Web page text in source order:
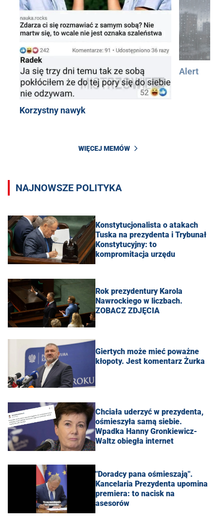
Korzystny nawyk
Alert
WIĘCEJ MEMÓW
NAJNOWSZE POLITYKA
Konstytucjonalista o atakach
Tuska na prezydenta i Trybunał
Konstytucyjny: to
kompromitacja urzędu
Rok prezydentury Karola
Nawrockiego w liczbach.
ZOBACZ ZDJĘCIA
Giertych może mieć poważne
kłopoty. Jest komentarz Żurka
Chciała uderzyć w prezydenta,
ośmieszyła samą siebie.
Wpadka Hanny Gronkiewicz-
Waltz obiegła internet
"Doradcy pana ośmieszają".
Kancelaria Prezydenta upomina
premiera: to nacisk na
asesorów